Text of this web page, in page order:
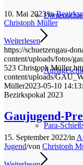
Para-
10. Mai 2023/in
Christoph Müller
Weiterlesen
https://schuetzengau-
content/uploads/fotos/
523 Christoph Müller
content/uploads/
Müller2023-05-10
Bezirkspokal 2023
Gaujugend-
15. September 2022/in
Jugend/von Christoph